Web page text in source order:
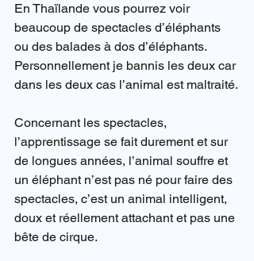
En Thaïlande vous pourrez voir
beaucoup de spectacles d’éléphants
ou des balades à dos d’éléphants.
Personnellement je bannis les deux car
dans les deux cas l’animal est maltraité.
Concernant les spectacles,
l’apprentissage se fait durement et sur
de longues années, l’animal souffre et
un éléphant n’est pas né pour faire des
spectacles, c’est un animal intelligent,
doux et réellement attachant et pas une
bête de cirque.